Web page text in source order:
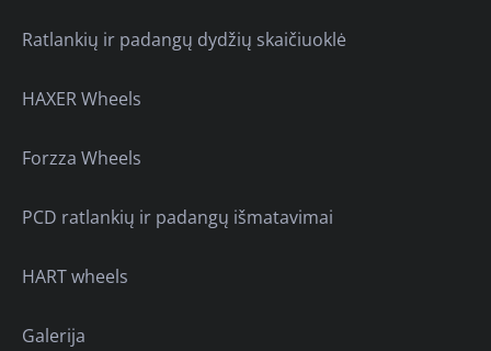
Ratlankių ir padangų dydžių skaičiuoklė
HAXER Wheels
Forzza Wheels
PCD ratlankių ir padangų išmatavimai
HART wheels
Galerija